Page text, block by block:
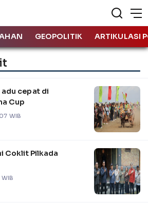
GEOPOLITIK ARTIKULASI
cepat di
Cup
WIB
Coklit Pilkada